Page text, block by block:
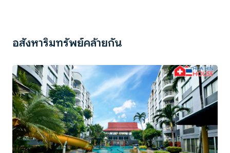
อสังหาริมทรัพย์คล้ายกัน